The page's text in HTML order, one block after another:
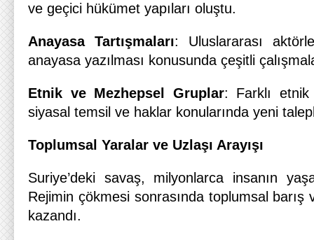
ve geçici hükümet yapıları oluştu.
Anayasa Tartışmaları: Uluslararası
anayasa yazılması konusunda çeşitli
Etnik ve Mezhepsel Gruplar: Farklı
siyasal temsil ve haklar konularında yeni
Toplumsal Yaralar ve Uzlaşı Arayışı
Suriye’deki savaş, milyonlarca insanın
Rejimin çökmesi sonrasında toplumsal barış
kazandı.